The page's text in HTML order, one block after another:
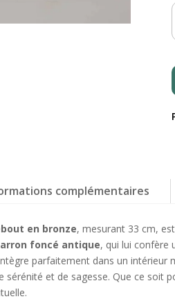
complémentaires
en bronze, mesurant 33 cm,
foncé antique, qui lui confère
parfaitement dans un intérieur
sérénité et de sagesse. Que ce soit